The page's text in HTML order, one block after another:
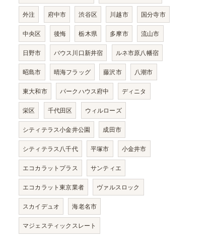
外注 府中市 渋谷区 川越市 国分寺市
中央区 後悔 栃木県 多摩市 流山市
日野市 バウス川口新井宿 ルネ市原八幡宿
昭島市 晴海フラッグ 藤沢市 八潮市
東大和市 パークハウス府中 ディニタ
栄区 千代田区 ウィルローズ
シティテラス小金井公園 成田市
シティテラス八千代 平塚市 小金井市
エコカラットプラス サンティエ
エコカラット東京業者 ヴァルスロック
スカイデュオ 海老名市
マジェスティックスレート